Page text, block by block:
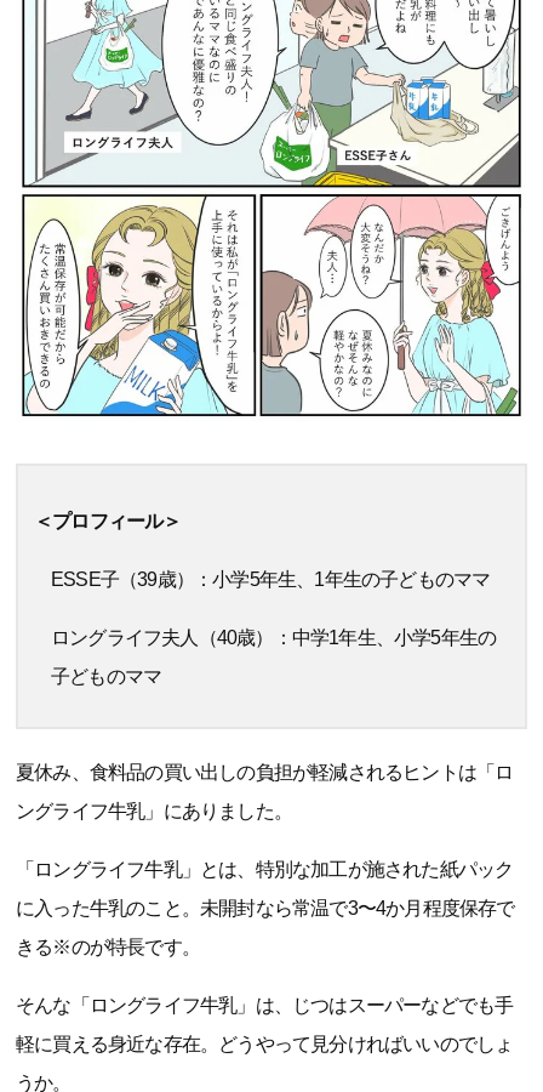
＜プロフィール＞
ESSE子（39歳）：小学5年生、1年生の子どものママ
ロングライフ夫人（40歳）：中学1年生、小学5年生の
子どものママ
夏休み、食料品の買い出しの負担が軽減されるヒントは「ロ
ングライフ牛乳」にありました。
「ロングライフ牛乳」とは、特別な加工が施された紙パック
に入った牛乳のこと。未開封なら常温で3〜4か月程度保存で
きる※のが特長です。
そんな「ロングライフ牛乳」は、じつはスーパーなどでも手
軽に買える身近な存在。どうやって見分ければいいのでしょ
うか。